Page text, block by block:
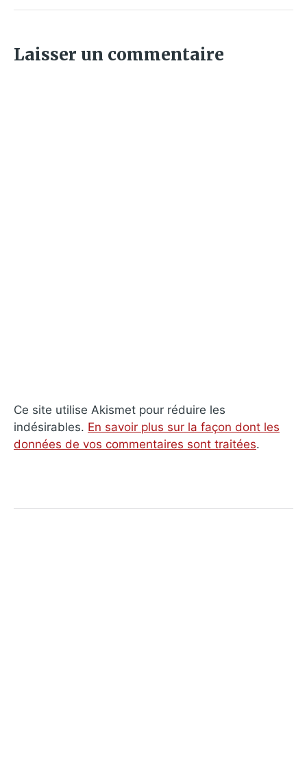
Laisser un commentaire
Ce site utilise Akismet pour réduire les
indésirables. En savoir plus sur la façon dont les
données de vos commentaires sont traitées.